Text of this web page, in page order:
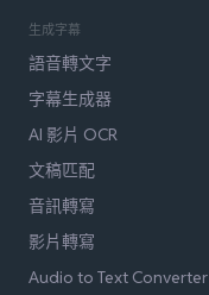
生成字幕
語音轉文字
字幕生成器
AI 影片 OCR
文稿匹配
音訊轉寫
影片轉寫
Audio to Text Converter